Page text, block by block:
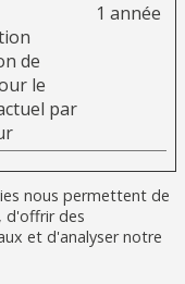
de
le
par
1 année
nous permettent de
d'offrir des
et d'analyser notre